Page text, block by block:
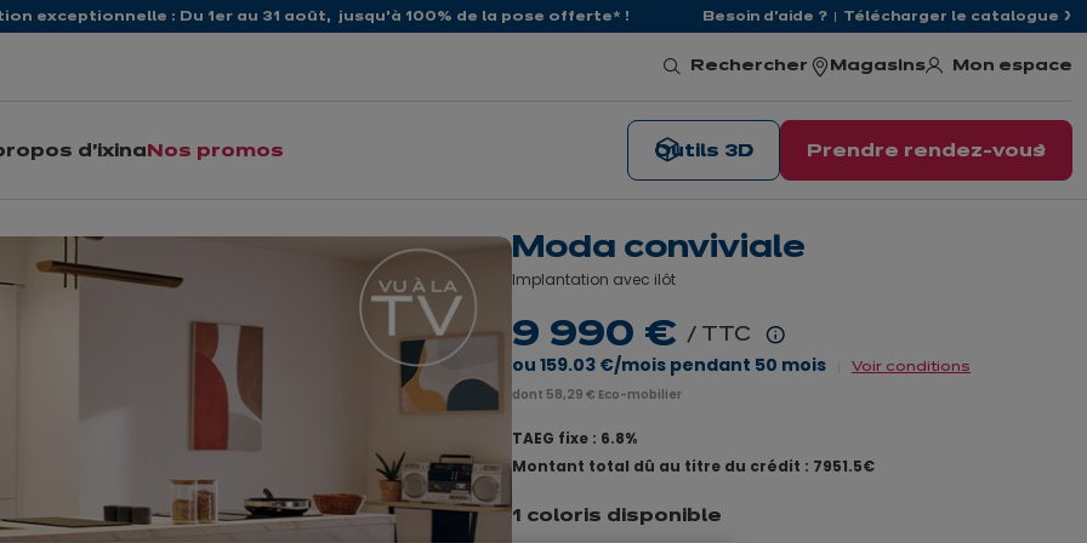
exceptionnelle : Du 1er au 31 août, jusqu’à 100% de la pose offerte* ! Besoin d'aide ? Télécharger le catalogue
Rechercher Magasins Mon espace
d'ixina Nos promos Prendre rendez-vous
Outils 3D
Moda conviviale
Implantation avec ilôt
9 990 € / TTC
En
savoir
ou 159.03 €/mois pendant 50 mois Voir conditions
dont 58,29 € Eco-mobilier
TAEG fixe : 6.8%
Montant total dû au titre du crédit : 7951.5€
1 coloris disponible